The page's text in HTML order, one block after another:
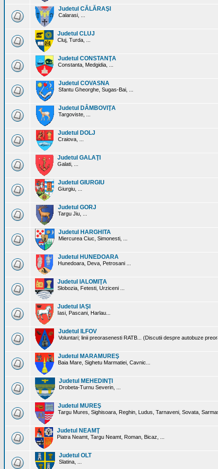
Judetul CĂLĂRAŞI
Calarasi, ...
Judetul CLUJ
Cluj, Turda, ...
Judetul CONSTANŢA
Constanta, Medgidia, ...
Judetul COVASNA
Sfantu Gheorghe, Sugas-Bai, ...
Judetul DÂMBOVIŢA
Targoviste, ...
Judetul DOLJ
Craiova, ...
Judetul GALAŢI
Galati, ...
Judetul GIURGIU
Giurgiu, ...
Judetul GORJ
Targu Jiu, ...
Judetul HARGHITA
Miercurea Ciuc, Simonesti, ...
Judetul HUNEDOARA
Hunedoara, Deva, Petrosani ...
Judetul IALOMIŢA
Slobozia, Fetesti, Urziceni ...
Judetul IAŞI
Iasi, Pascani, Harlau...
Judetul ILFOV
Voluntari; linii preorasenesti RATB... (Discutii despre autobuze
Judetul MARAMUREŞ
Baia Mare, Sighetu Marmatiei, Cavnic...
Judetul MEHEDINŢI
Drobeta-Turnu Severin, ...
Judetul MUREŞ
Targu Mures, Sighisoara, Reghin, Ludus, Tarnaveni, Sovata,
Judetul NEAMŢ
Piatra Neamt, Targu Neamt, Roman, Bicaz, ...
Judetul OLT
Slatina, ...